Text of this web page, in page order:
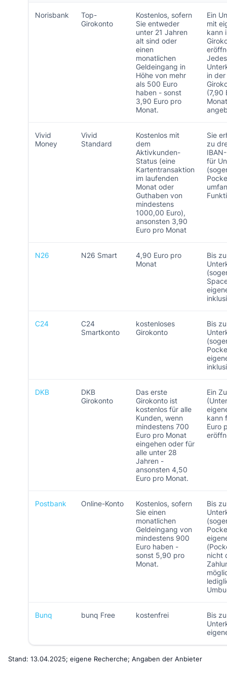
Norisbank
Top-
Girokonto
Kostenlos, sofern
Sie entweder
unter 21 Jahren
alt sind oder
einen
monatlichen
Geldeingang in
Höhe von mehr
als 500 Euro
haben - sonst
3,90 Euro pro
Monat.
Ein
mit
kann
in
(7,90
Vivid
Money
Vivid
Standard
Kostenlos mit
dem
Aktivkunden-
Status (eine
Kartentransaktion
im laufenden
Monat oder
Guthaben von
mindestens
1000,00 Euro),
ansonsten 3,90
Euro pro Monat
Sie
zu
für
N26 N26 Smart
4,90 Euro pro
Monat
Bis
C24
C24
Smartkonto
kostenloses
Girokonto
Bis
DKB
DKB
Girokonto
Das erste
Girokonto ist
kostenlos für alle
Kunden, wenn
mindestens 700
Euro pro Monat
eingehen oder für
alle unter 28
Jahren -
ansonsten 4,50
Euro pro Monat.
Ein
kann
Euro
Postbank Online-Konto
Kostenlos, sofern
Sie einen
monatlichen
Geldeingang von
mindestens 900
Euro haben -
sonst 5,90 pro
Monat.
Bis
nicht
Bunq bunq Free kostenfrei
Bis
Stand: 13.04.2025; eigene Recherche; Angaben der Anbieter